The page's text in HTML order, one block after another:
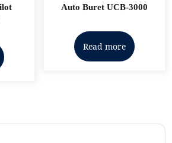
Auto Buret UCB-3000
Read more